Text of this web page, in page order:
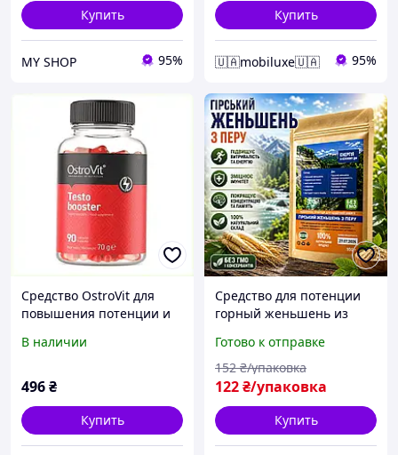
Купить
MY SHOP 95%
Купить
🇺🇦mobiluxe🇺🇦 95%
Средство OstroVit для
повышения потенции и
8909PC560X
В наличии
496₴
Купить
Средство для потенции
горный женьшень из
эрекции либидо мужская
сила выносливость
энергия opt-D5045
Готово к отправке
122₴/упаковка
152 ₴/упаковка
Купить